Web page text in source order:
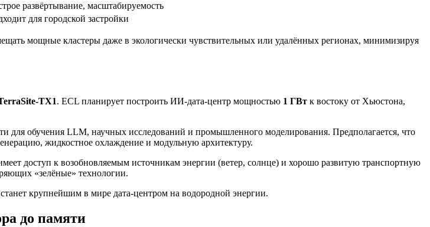
развёртывание, масштабируемость
для городской застройки
мощные кластеры даже в экологически чувствительных или удалённых регионах, минимизируя
TX1. ECL планирует построить ИИ-дата-центр мощностью 1 ГВт к востоку от Хьюстона,
для обучения LLM, научных исследований и промышленного моделирования. Предполагается, что
жидкостное охлаждение и модульную архитектуру.
доступ к возобновляемым источникам энергии (ветер, солнце) и хорошо развитую транспортную
«зелёные» технологии.
крупнейшим в мире дата-центром на водородной энергии.
до памяти